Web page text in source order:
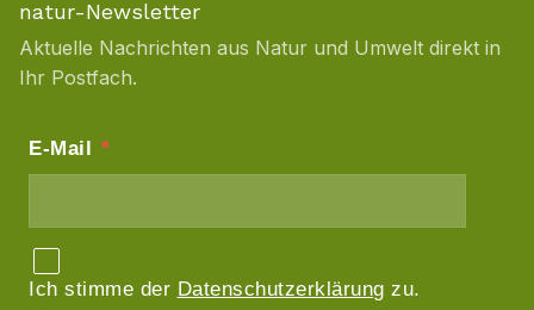
natur-Newsletter
Aktuelle Nachrichten aus Natur und Umwelt direkt in
Ihr Postfach.